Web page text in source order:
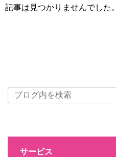
記事は見つかりませんでした。
サービス